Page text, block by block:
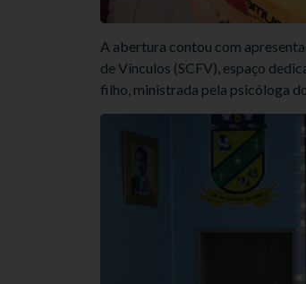
A abertura contou com
de Vínculos (SCFV), espaço
filho, ministrada pela psicóloga